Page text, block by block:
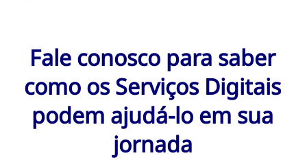
Fale conosco para saber
como os Serviços Digitais
podem ajudá-lo em sua
jornada